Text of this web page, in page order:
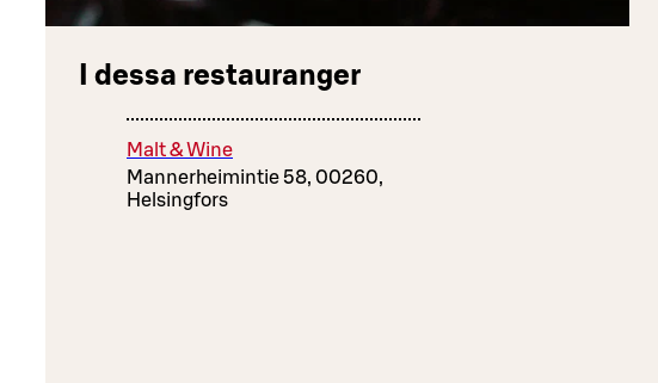
I dessa restauranger
Malt & Wine
Mannerheimintie 58, 00260,
Helsingfors